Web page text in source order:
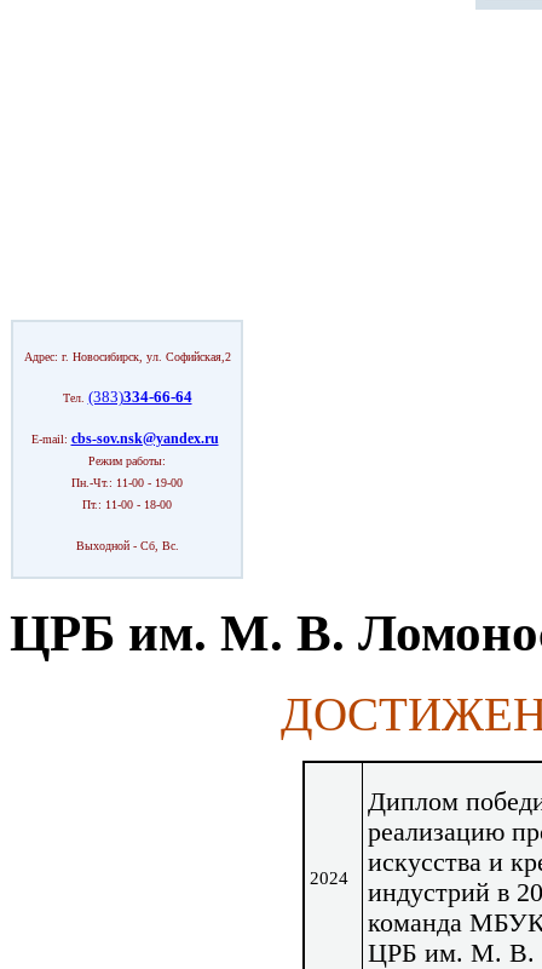
Адрес: г. Новосибирск, ул. Софийская,2
Тел. (383)334-66-64
E-mail: cbs-sov.nsk@yandex.ru
Режим работы:
Пн.-Чт.: 11-00 - 19-00
Пт.: 11-00 - 18-00
Выходной - Сб, Вс.
ЦРБ им. М. В.
2024
Диплом
реализацию
искусства и
индустрий в
команда МБУК
ЦРБ им. М. В.